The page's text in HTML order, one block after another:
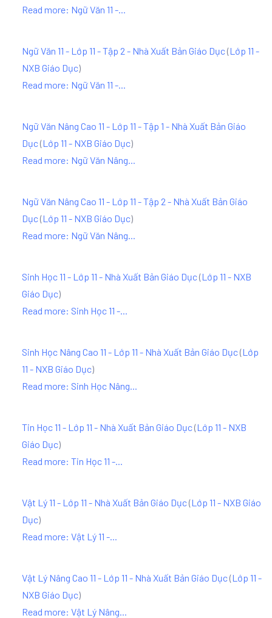
Read more: Ngữ Văn 11 -...
Ngữ Văn 11 - Lớp 11 - Tập 2 - Nhà Xuất Bản Giáo Dục(Lớp 11 -
NXB Giáo Dục)
Read more: Ngữ Văn 11 -...
Ngữ Văn Nâng Cao 11 - Lớp 11 - Tập 1 - Nhà Xuất Bản Giáo
Dục(Lớp 11 - NXB Giáo Dục)
Read more: Ngữ Văn Nâng...
Ngữ Văn Nâng Cao 11 - Lớp 11 - Tập 2 - Nhà Xuất Bản Giáo
Dục(Lớp 11 - NXB Giáo Dục)
Read more: Ngữ Văn Nâng...
Sinh Học 11 - Lớp 11 - Nhà Xuất Bản Giáo Dục(Lớp 11 - NXB
Giáo Dục)
Read more: Sinh Học 11 -...
Sinh Học Nâng Cao 11 - Lớp 11 - Nhà Xuất Bản Giáo Dục(Lớp
11 - NXB Giáo Dục)
Read more: Sinh Học Nâng...
Tin Học 11 - Lớp 11 - Nhà Xuất Bản Giáo Dục(Lớp 11 - NXB
Giáo Dục)
Read more: Tin Học 11 -...
Vật Lý 11 - Lớp 11 - Nhà Xuất Bản Giáo Dục(Lớp 11 - NXB Giáo
Dục)
Read more: Vật Lý 11 -...
Vật Lý Nâng Cao 11 - Lớp 11 - Nhà Xuất Bản Giáo Dục(Lớp 11 -
NXB Giáo Dục)
Read more: Vật Lý Nâng...